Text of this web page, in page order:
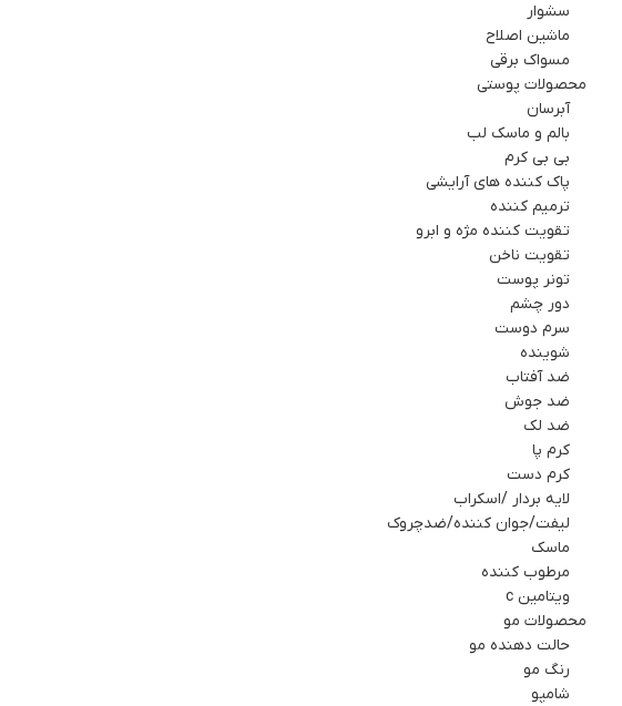
سشوار
ماشین اصلاح
مسواک برقی
محصولات پوستی
آبرسان
بالم و ماسک لب
بی بی کرم
پاک کننده های آرایشی
ترمیم کننده
تقویت کننده مژه و ابرو
تقویت ناخن
تونر پوست
دور چشم
سرم دوست
شوینده
ضد آفتاب
ضد جوش
ضد لک
کرم پا
کرم دست
لایه بردار /اسکراب
لیفت/جوان کننده/ضدچروک
ماسك
مرطوب کننده
ویتامین c
محصولات مو
حالت دهنده مو
رنگ مو
شامپو